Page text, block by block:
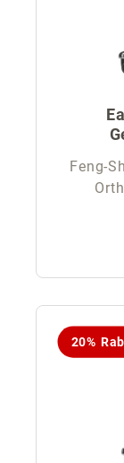
Feng-
20%